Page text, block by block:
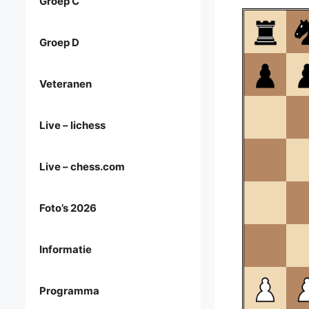
Groep D
Veteranen
Live – lichess
Live – chess.com
Foto’s 2026
Informatie
Programma